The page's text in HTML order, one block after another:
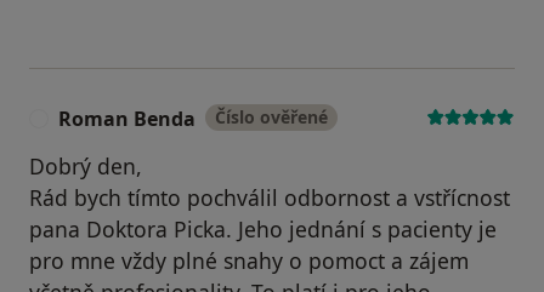
Roman Benda Číslo ověřené
Dobrý den,
Rád bych tímto pochválil odbornost a vstřícnost
pana Doktora Picka. Jeho jednání s pacienty je
pro mne vždy plné snahy o pomoct a zájem